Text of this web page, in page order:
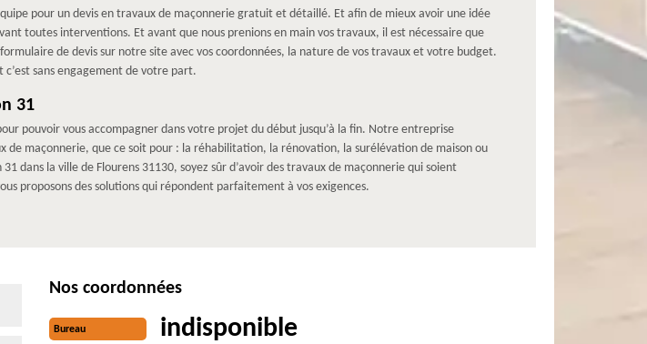
pour un devis en travaux de maçonnerie gratuit et détaillé. Et afin de mieux avoir une idée
toutes interventions. Et avant que nous prenions en main vos travaux, il est nécessaire que
de devis sur notre site avec vos coordonnées, la nature de vos travaux et votre budget.
sans engagement de votre part.
31
pouvoir vous accompagner dans votre projet du début jusqu’à la fin. Notre entreprise
maçonnerie, que ce soit pour : la réhabilitation, la rénovation, la surélévation de maison ou
dans la ville de Flourens 31130, soyez sûr d’avoir des travaux de maçonnerie qui soient
proposons des solutions qui répondent parfaitement à vos exigences.
Nos coordonnées
Bureau indisponible